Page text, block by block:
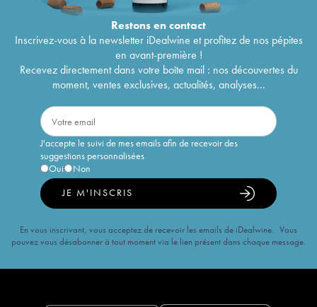
Restons encontact
Inscrivez-vous à la newsletter iDealwine et profitez de nos pépites
en avant-première !
Recevez directement dans votre boîte mail : nos découvertes du
moment, ventes exclusives, actualités, analyses...
J'accepte le suivi de mes emails afin de recevoir des
suggestions personnalisées
Oui
Non
JE M'INSCRIS
En vous inscrivant, vous acceptez de recevoir les emails de iDealwine. Vous
pouvez vous désabonner à tout moment via le lien présent dans chaque message.